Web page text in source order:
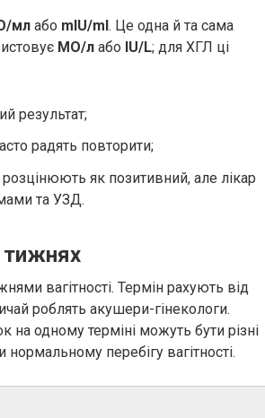
мл або mIU/ml. Це одна й та сама
МО/л або IU/L; для ХГЛ ці
результат;
радять повторити;
розцінюють як позитивний, але лікар
та УЗД.
тижнях
вагітності. Термін рахують від
роблять акушери-гінекологи.
одному терміні можуть бути різні
перебігу вагітності.